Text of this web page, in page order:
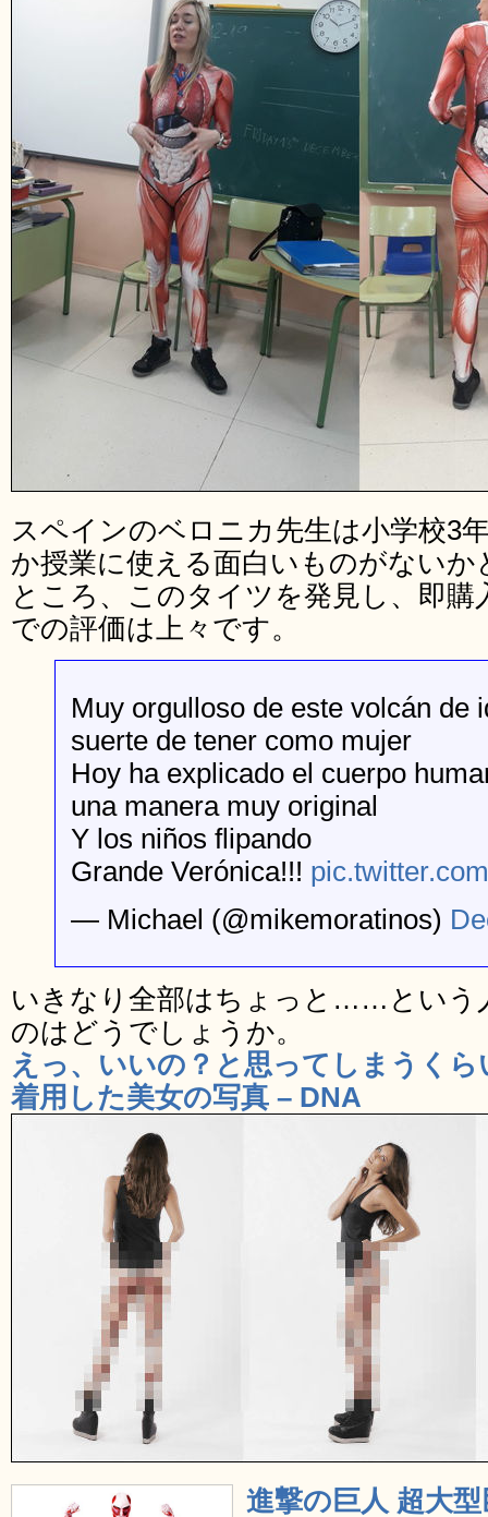
スペインのベロニカ先生は小学校3
か授業に使える面白いものがない
ところ、このタイツを発見し、即
での評価は上々です。
Muy orgulloso de este volcán de
suerte de tener como mujer
Hoy ha explicado el cuerpo
una manera muy original
Y los niños flipando
Grande Verónica!!!
— Michael (@mikemoratinos)
いきなり全部はちょっと……という
のはどうでしょうか。
えっ、いいの？と思ってしまうく
着用した美女の写真 – DNA
進撃の巨人 超大